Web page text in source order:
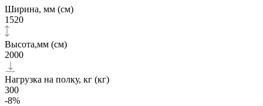
Ширина, мм (см)
1520
Высота,мм (см)
2000
Нагрузка на полку, кг (кг)
300
-8%